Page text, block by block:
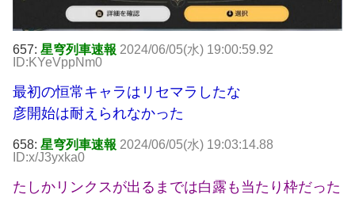
657: 星穹列車速報 2024/06/05(水) 19:00:59.92
ID:KYeVppNm0
最初の恒常キャラはリセマラしたな
彦開始は耐えられなかった
658: 星穹列車速報 2024/06/05(水) 19:03:14.88
ID:x/J3yxka0
たしかリンクスが出るまでは白露も当たり枠だった